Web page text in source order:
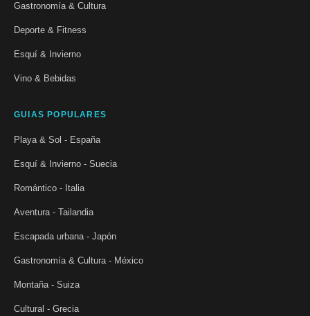
Gastronomía & Cultura
Deporte & Fitness
Esquí & Invierno
Vino & Bebidas
GUIAS POPULARES
Playa & Sol - España
Esquí & Invierno - Suecia
Romántico - Italia
Aventura - Tailandia
Escapada urbana - Japón
Gastronomía & Cultura - México
Montaña - Suiza
Cultural - Grecia